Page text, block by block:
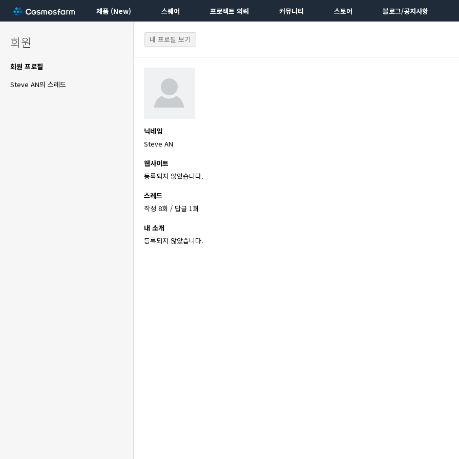
제품 (New) 스퀘어 프로젝트 의뢰 커뮤니티 스토어 블로그/공지사항
회원
회원 프로필
Steve AN의 스레드
내 프로필 보기
닉네임
Steve AN
웹사이트
등록되지 않았습니다.
스레드
작성 8회 / 답글 1회
내 소개
등록되지 않았습니다.